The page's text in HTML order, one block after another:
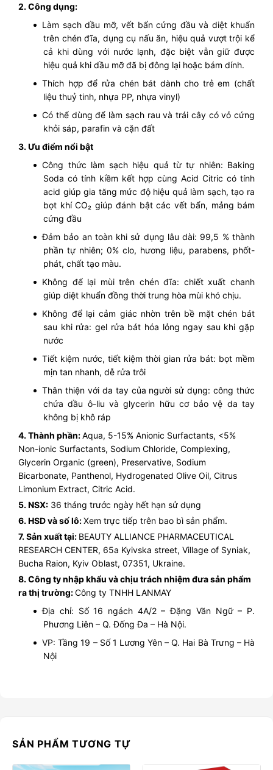
2. Công dụng:
Làm sạch dầu mỡ, vết bẩn cứng đầu và diệt khuẩn
trên chén đĩa, dụng cụ nấu ăn, hiệu quả vượt trội kể
cả khi dùng với nước lạnh, đặc biệt vẫn giữ được
hiệu quả khi dầu mỡ đã bị đông lại hoặc bám dính.
Thích hợp để rửa chén bát dành cho trẻ em (chất
liệu thuỷ tinh, nhựa PP, nhựa vinyl)
Có thể dùng để làm sạch rau và trái cây có vỏ cứng
khỏi sáp, parafin và cặn đất
3. Ưu điểm nổi bật
Công thức làm sạch hiệu quả từ tự nhiên: Baking
Soda có tính kiềm kết hợp cùng Acid Citric có tính
acid giúp gia tăng mức độ hiệu quả làm sạch, tạo ra
bọt khí CO₂ giúp đánh bật các vết bẩn, mảng bám
cứng đầu
Đảm bảo an toàn khi sử dụng lâu dài: 99,5 % thành
phần tự nhiên; 0% clo, hương liệu, parabens, phốt-
phát, chất tạo màu.
Không để lại mùi trên chén đĩa: chiết xuất chanh
giúp diệt khuẩn đồng thời trung hòa mùi khó chịu.
Không để lại cảm giác nhờn trên bề mặt chén bát
sau khi rửa: gel rửa bát hóa lỏng ngay sau khi gặp
nước
Tiết kiệm nước, tiết kiệm thời gian rửa bát: bọt mềm
mịn tan nhanh, dễ rửa trôi
Thân thiện với da tay của người sử dụng: công thức
chứa dầu ô-liu và glycerin hữu cơ bảo vệ da tay
không bị khô ráp
4. Thành phần:Aqua, 5-15% Anionic Surfactants, <5%
Non-ionic Surfactants, Sodium Chloride, Сomplexing,
Glycerin Organic (green), Preservative, Sodium
Bicarbonate, Panthenol, Hydrogenated Olive Oil, Citrus
Limonium Extract, Citric Acid.
5. NSX: 36 tháng trước ngày hết hạn sử dụng
6. HSD và số lô:Xem trực tiếp trên bao bì sản phẩm.
7. Sản xuất tại: BEAUTY ALLIANCE PHARMACEUTICAL
RESEARCH CENTER, 65a Kyivska street, Village of Syniak,
Bucha Raion, Kyiv Oblast, 07351, Ukraine.
8. Công ty nhập khẩu và chịu trách nhiệm đưa sản phẩm
ra thị trường:Công ty TNHH LANMAY
Địa chỉ: Số 16 ngách 4A/2 – Đặng Văn Ngữ – P.
Phương Liên – Q. Đống Đa – Hà Nội.
VP: Tầng 19 – Số 1 Lương Yên – Q. Hai Bà Trưng – Hà
Nội
SẢN PHẨM TƯƠNG TỰ